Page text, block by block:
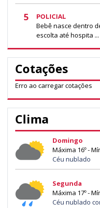
5 POLICIAL
Bebê nasce dentro
escolta até hospita ...
Cotações
Erro ao carregar cotações
Clima
Domingo
Máxima 16º -
Céu nublado
Segunda
Máxima 17º -
Céu nublado